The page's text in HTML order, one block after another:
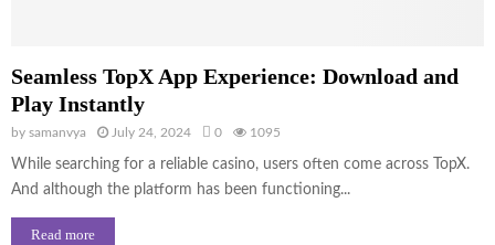
Seamless TopX App Experience: Download and
Play Instantly
by samanvya July 24, 2024 0 1095
While searching for a reliable casino, users often come across TopX.
And although the platform has been functioning...
Read more